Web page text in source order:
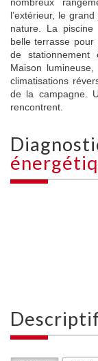
l’extérieur, le
nature. La piscine
belle terrasse pour
de stationnement
Maison
climatisations
de la campagne.
rencontrent.